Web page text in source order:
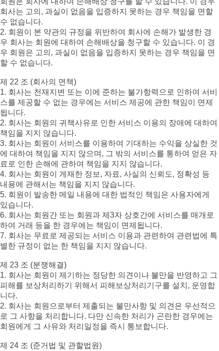
회사는 고의, 과실이 없음을 입증하지 못하는 경우 책임을 면할
수 없습니다.
2. 회원이 본 약관의 규정을 위반하여 회사에 손해가 발생한 경
우 회사는 회원에 대하여 손해배상을 청구할 수 있습니다. 이 경
우 회원은 고의, 과실이 없음을 입증하지 못하는 경우 책임을 면
할 수 없습니다.
제 22 조 (회사의 면책)
1. 회사는 천재지변 또는 이에 준하는 불가항력으로 인하여 서비
스를 제공할 수 없는 경우에는 서비스 제공에 관한 책임이 면제
됩니다.
2. 회사는 회원의 귀책사유로 인한 서비스 이용의 장애에 대하여
책임을 지지 않습니다.
3. 회사는 회원이 서비스를 이용하여 기대하는 수익을 상실한 것
에 대하여 책임을 지지 않으며, 그 밖의 서비스를 통하여 얻은 자
료로 인한 손해에 관하여 책임을 지지 않습니다.
4. 회사는 회원이 게재한 정보, 자료, 사실의 신뢰도, 정확성 등
내용에 관해서는 책임을 지지 않습니다.
5. 회원이 발송한 메일 내용에 대한 법적인 책임은 사용자에게
있습니다.
6. 회사는 회원간 또는 회원과 제3자 상호간에 서비스를 매개로
하여 거래 등을 한 경우에는 책임이 면제됩니다.
7. 회사는 무료로 제공되는 서비스 이용과 관련하여 관련법에 특
별한 규정이 없는 한 책임을 지지 않습니다.
제 23 조 (분쟁해결)
1. 회사는 회원이 제기하는 정당한 의견이나 불만을 반영하고 그
피해를 보상처리하기 위해서 피해보상처리기구를 설치, 운영합
니다.
2. 회사는 회원으로부터 제출되는 불만사항 및 의견은 우선적으
로 그 사항을 처리합니다. 다만 신속한 처리가 곤란한 경우에는
회원에게 그 사유와 처리일정을 즉시 통보합니다.
제 24 조 (준거법 및 관할법원)